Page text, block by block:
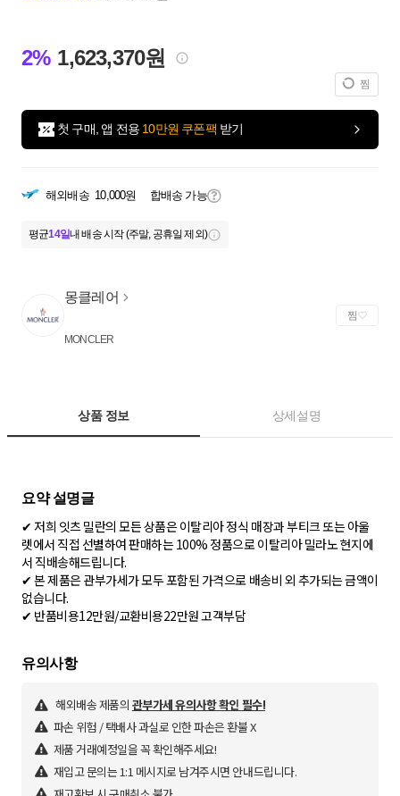
2% 1,623,370원
찜
첫 구매, 앱 전용 10만원 쿠폰팩 받기
해외배송 10,000원 합배송 가능
평균14일내 배송 시작 (주말, 공휴일 제외)
몽클레어
MONCLER
찜
상품 정보 상세설명
요약 설명글
✔ 저희 잇츠 밀란의 모든 상품은 이탈리아 정식 매장과 부티크 또는 아울
렛에서 직접 선별하여 판매하는 100% 정품으로 이탈리아 밀라노 현지에
서 직배송해드립니다.
✔ 본 제품은 관부가세가 모두 포함된 가격으로 배송비 외 추가되는 금액이
없습니다.
✔ 반품비용12만원/교환비용22만원 고객부담
유의사항
해외배송 제품의 관부가세 유의사항 확인 필수!
파손 위험 / 택배사 과실로 인한 파손은 환불 X
제품 거래예정일을 꼭 확인해주세요!
재입고 문의는 1:1 메시지로 남겨주시면 안내드립니다.